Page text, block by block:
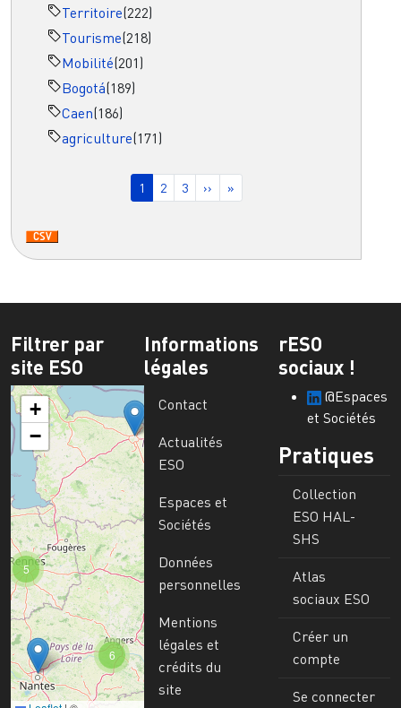
Territoire(222)
Tourisme(218)
Mobilité(201)
Bogotá(189)
Caen(186)
agriculture(171)
Page courante
1 Page
2 Page
3 Page suivante
›› Dernière page
»
Filtrer par
site ESO
6
5
+
−
Informations
légales
Contact
Actualités
ESO
Espaces et
Sociétés
Données
personnelles
Mentions
légales et
crédits du
site
rESO
sociaux !
@Espaces
et Sociétés
Pratiques
Collection
ESO HAL-
SHS
Atlas
sociaux ESO
Créer un
compte
Se connecter